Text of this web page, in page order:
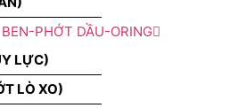
PHỚT DẦU-ORING
LỰC)
LÒ XO)